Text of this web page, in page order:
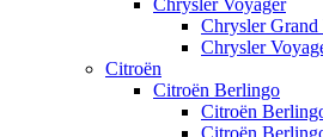
Chrysler Voyager
Chrysler Grand
Chrysler
Citroën
Citroën Berlingo
Citroën